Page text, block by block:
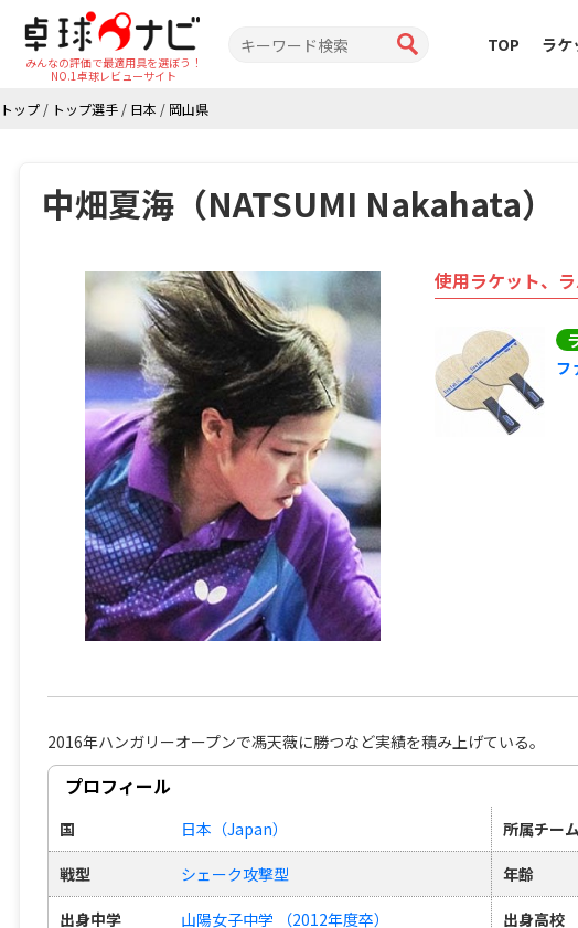
みんなの評価で最適用具を選ぼう！
NO.1卓球レビューサイト
TOP ラケ
トップ / トップ選手 / 日本 / 岡山県
中畑夏海（NATSUMI Nakahata）
使用ラケット、
フ
2016年ハンガリーオープンで馮天薇に勝つなど実績を積み上げている。
プロフィール
国 日本（Japan） 所属チー
戦型 シェーク攻撃型 年齢
出身中学 山陽女子中学 （2012年度卒） 出身高校